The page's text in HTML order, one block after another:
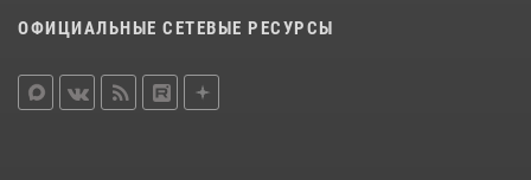
ОФИЦИАЛЬНЫЕ СЕТЕВЫЕ РЕСУРСЫ